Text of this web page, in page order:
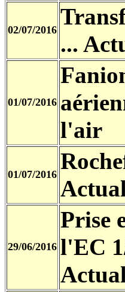
02/07/2016
...
01/07/2016
l'air
01/07/2016
29/06/2016
Prise
l'EC